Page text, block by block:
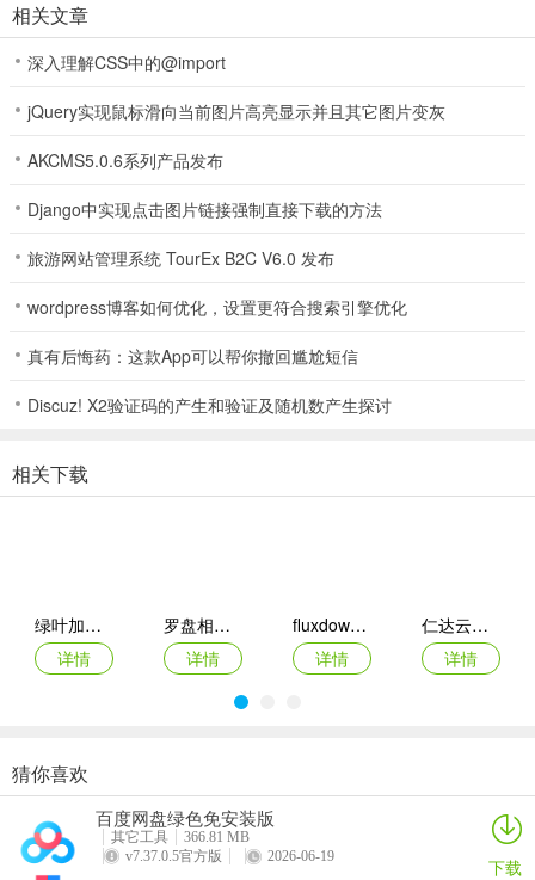
支持按需下载特定的语言模型包。一旦下载完成，即可在完全断网的
情况下实现高质量的多语言互译。
【FOSS开源属性】
项目代码完全公开透明，没有任何商业广告、多余的追踪插件或臃肿
分享功能，可以快速实现文本片段的即时转化。
Translator App使用简介
2、翻译文本（迷你弹窗）
从任何应用分享链接
4、翻译图像
5、翻译一份文件
打开应用内的“文档”选项卡
6、字典查找
相关文章
深入理解CSS中的@import
jQuery实现鼠标滑向当前图片高亮显示并且其它图片变灰
AKCMS5.0.6系列产品发布
Django中实现点击图片链接强制直接下载的方法
旅游网站管理系统 TourEx B2C V6.0 发布
wordpress博客如何优化，设置更符合搜索引擎优化
真有后悔药：这款App可以帮你撤回尴尬短信
Discuz! X2验证码的产生和验证及随机数产生探讨
相关下载
绿叶加速器app
详情
罗盘相机app
详情
fluxdown手机版
详情
仁达云电脑app
详情
VEGA云电脑app
详情
2026百度网盘手机客户端
详情
最i玩云手机app
Marvis
猜你喜欢
百度网盘绿色免安装版
其它工具
366.81 MB
v7.37.0.5官方版
2026-06-19 下载